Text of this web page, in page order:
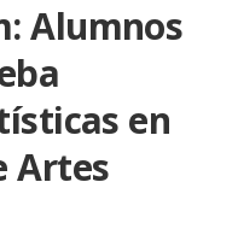
Alumnos
en
Artes